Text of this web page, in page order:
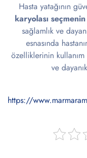
Hasta yatağının
karyolası
sağlamlık ve
esnasında
özelliklerinin kullanım
ve
https://